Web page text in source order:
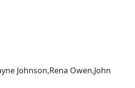
Johnson,Rena Owen,John